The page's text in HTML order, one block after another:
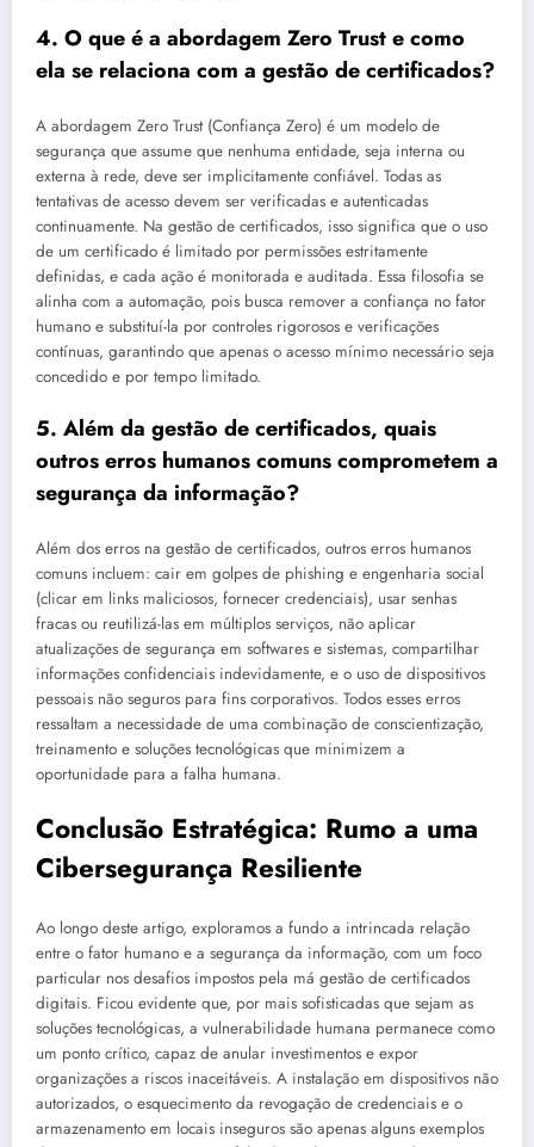
4. O que é a abordagem Zero Trust e como
ela se relaciona com a gestão de certificados?
A abordagem Zero Trust (Confiança Zero) é um modelo de
segurança que assume que nenhuma entidade, seja interna ou
externa à rede, deve ser implicitamente confiável. Todas as
tentativas de acesso devem ser verificadas e autenticadas
continuamente. Na gestão de certificados, isso significa que o uso
de um certificado é limitado por permissões estritamente
definidas, e cada ação é monitorada e auditada. Essa filosofia se
alinha com a automação, pois busca remover a confiança no fator
humano e substituí-la por controles rigorosos e verificações
contínuas, garantindo que apenas o acesso mínimo necessário seja
concedido e por tempo limitado.
5. Além da gestão de certificados, quais
outros erros humanos comuns comprometem a
segurança da informação?
Além dos erros na gestão de certificados, outros erros humanos
comuns incluem: cair em golpes de phishing e engenharia social
(clicar em links maliciosos, fornecer credenciais), usar senhas
fracas ou reutilizá-las em múltiplos serviços, não aplicar
atualizações de segurança em softwares e sistemas, compartilhar
informações confidenciais indevidamente, e o uso de dispositivos
pessoais não seguros para fins corporativos. Todos esses erros
ressaltam a necessidade de uma combinação de conscientização,
treinamento e soluções tecnológicas que minimizem a
oportunidade para a falha humana.
Conclusão Estratégica: Rumo a uma
Cibersegurança Resiliente
Ao longo deste artigo, exploramos a fundo a intrincada relação
entre o fator humano e a segurança da informação, com um foco
particular nos desafios impostos pela má gestão de certificados
digitais. Ficou evidente que, por mais sofisticadas que sejam as
soluções tecnológicas, a vulnerabilidade humana permanece como
um ponto crítico, capaz de anular investimentos e expor
organizações a riscos inaceitáveis. A instalação em dispositivos não
autorizados, o esquecimento da revogação de credenciais e o
armazenamento em locais inseguros são apenas alguns exemplos